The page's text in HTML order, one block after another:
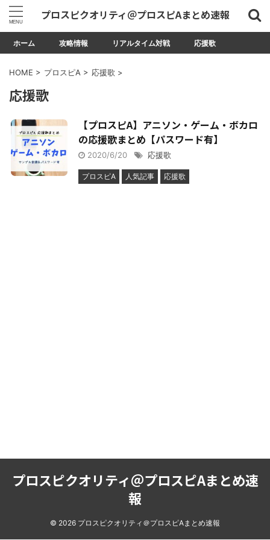
プロスピクオリティ＠プロスピAまとめ速報
ホーム 攻略情報 リアルタイム対戦 応援歌
HOME > プロスピA > 応援歌 >
応援歌
【プロスピA】アニソン・ゲーム・ボカロ
の応援歌まとめ【パスワード有】
2020/6/20 応援歌
プロスピA 人気記事 応援歌
プロスピクオリティ＠プロスピAまとめ速
報
© 2026 プロスピクオリティ＠プロスピAまとめ速報